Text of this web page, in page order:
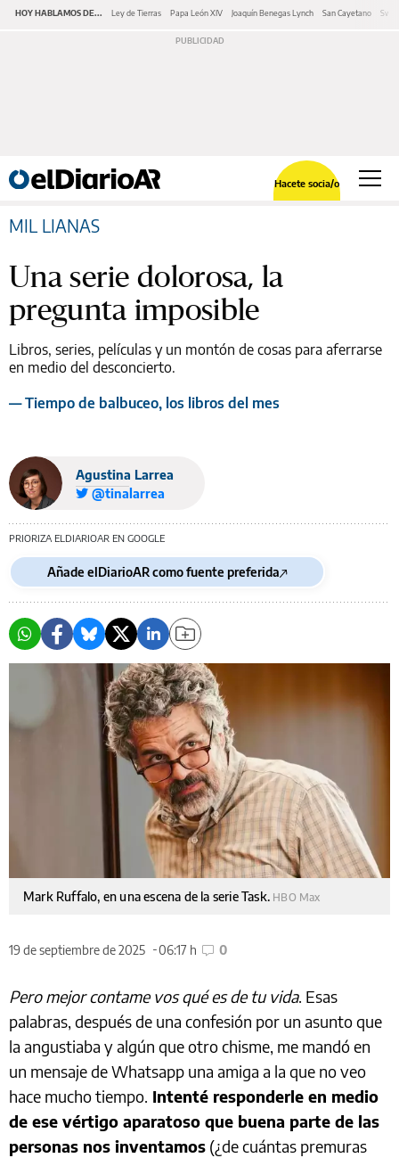
HOY HABLAMOS DE... Ley de Tierras Papa León XIV Joaquín Benegas Lynch San Cayetano
Hacete socia/o
MIL LIANAS
Una serie dolorosa, la
pregunta imposible
Libros, series, películas y un montón de cosas para aferrarse
en medio del desconcierto.
— Tiempo de balbuceo, los libros del mes
Agustina Larrea
@tinalarrea
PRIORIZA ELDIARIOAR EN GOOGLE
Añade elDiarioAR como fuente preferida
Mark Ruffalo, en una escena de la serie Task. HBO Max
19 de septiembre de 2025 06:17 h 0
Pero mejor contame vos qué es de tu vida. Esas
palabras, después de una confesión por un asunto que
la angustiaba y algún que otro chisme, me mandó en
un mensaje de Whatsapp una amiga a la que no veo
hace mucho tiempo. Intenté responderle en medio
de ese vértigo aparatoso que buena parte de las
personas nos inventamos (¿de cuántas premuras